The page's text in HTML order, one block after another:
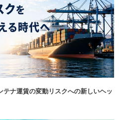
ナ運賃の変動リスクへの新しいヘッ